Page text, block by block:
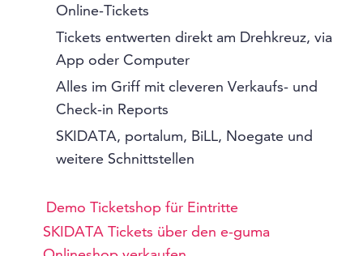
Online-Tickets
Tickets entwerten direkt am Drehkreuz, via
App oder Computer
Alles im Griff mit cleveren Verkaufs- und
Check-in Reports
SKIDATA, portalum, BiLL, Noegate und
weitere Schnittstellen
Demo Ticketshop für Eintritte
SKIDATA Tickets über den e-guma